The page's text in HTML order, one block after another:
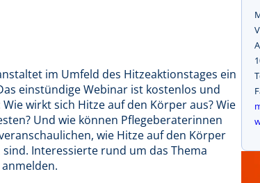
im Umfeld des Hitzeaktionstages ein
einstündige Webinar ist kostenlos und
wirkt sich Hitze auf den Körper aus? Wie
Und wie können Pflegeberaterinnen
wie Hitze auf den Körper
Interessierte rund um das Thema